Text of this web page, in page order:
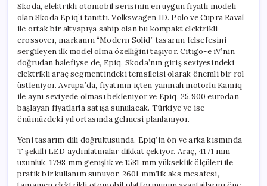
Tüm
Özellikleri
için
Skoda, elektrikli otomobil serisinin en uygun fiyatlı modeli
olan Skoda Epiq’i tanıttı. Volkswagen ID. Polo ve Cupra Raval
ile ortak bir altyapıya sahip olan bu kompakt elektrikli
crossover, markanın “Modern Solid” tasarım felsefesini
sergileyen ilk model olma özelliğini taşıyor. Citigo-e iV’nin
doğrudan halefiyse de, Epiq, Skoda’nın giriş seviyesindeki
elektrikli araç segmentindeki temsilcisi olarak önemli bir rol
üstleniyor. Avrupa’da, fiyatının içten yanmalı motorlu Kamiq
ile aynı seviyede olması bekleniyor ve Epiq, 25.900 eurodan
başlayan fiyatlarla satışa sunulacak. Türkiye’ye ise
önümüzdeki yıl ortasında gelmesi planlanıyor.
Yeni tasarım dili doğrultusunda, Epiq’in ön ve arka kısmında
T şekilli LED aydınlatmalar dikkat çekiyor. Araç, 4171 mm
uzunluk, 1798 mm genişlik ve 1581 mm yükseklik ölçüleri ile
pratik bir kullanım sunuyor. 2601 mm’lik aks mesafesi,